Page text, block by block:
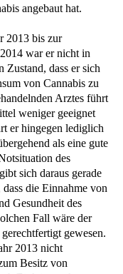
angebaut hat.
2013 bis zur
war er nicht in
Zustand, dass er sich
von Cannabis zu
Arztes führt
weniger geeignet
er hingegen lediglich
als eine gute
des
sich daraus gerade
die Einnahme von
Gesundheit des
Fall wäre der
gewesen.
2013 nicht
Besitz von